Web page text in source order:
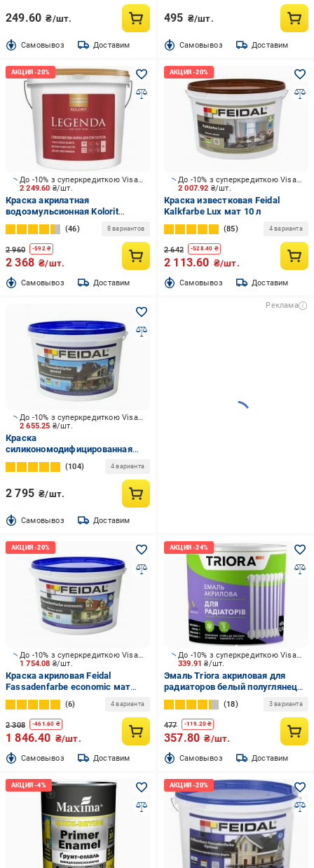
249.60 ₴/шт.
Cамовывоз Доставим
495 ₴/шт.
Cамовывоз Доставим
2 249.60 ₴/шт.
До -10% з суперкредиткою Visa Вигода
Краска акрилатная
водоэмульсионная Kolorit
Legenda (база А) глубокий мат
белый 4,5 л 6,419 кг
46 8 вариантов
2 960 -592₴
2 368 ₴/шт.
Cамовывоз Доставим
2 007.92 ₴/шт.
До -10% з суперкредиткою Visa Вигода
Краска известковая Feidal
Kalkfarbe Lux мат 10 л
85 4 варианта
2 642 -528.40 ₴
2 113.60 ₴/шт.
Cамовывоз Доставим
2 655.25 ₴/шт.
До -10% з суперкредиткою Visa Вигода
Краска
cиликономодифицированная
Feidal HIT Fassadenfarbe spezial
мат белый 10 л104 4 варианта
2 795 ₴/шт.
Cамовывоз Доставим
Реклама
1 754.08 ₴/шт.
До -10% з суперкредиткою Visa Вигода
Краска акриловая Feidal
Fassadenfarbe economic мат
белый 10 л
6 4 варианта
2 308 -461.60 ₴
1 846.40 ₴/шт.
Cамовывоз Доставим
339.91₴/шт.
До -10% з суперкредиткою Visa Вигода
Эмаль Triora акриловая для
радиаторов белый полуглянец
0,75 л
18 3 варианта
477 -119.20₴
357.80 ₴/шт.
Cамовывоз Доставим